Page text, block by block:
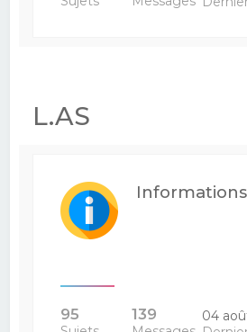
L.AS
Informations
95 139
04